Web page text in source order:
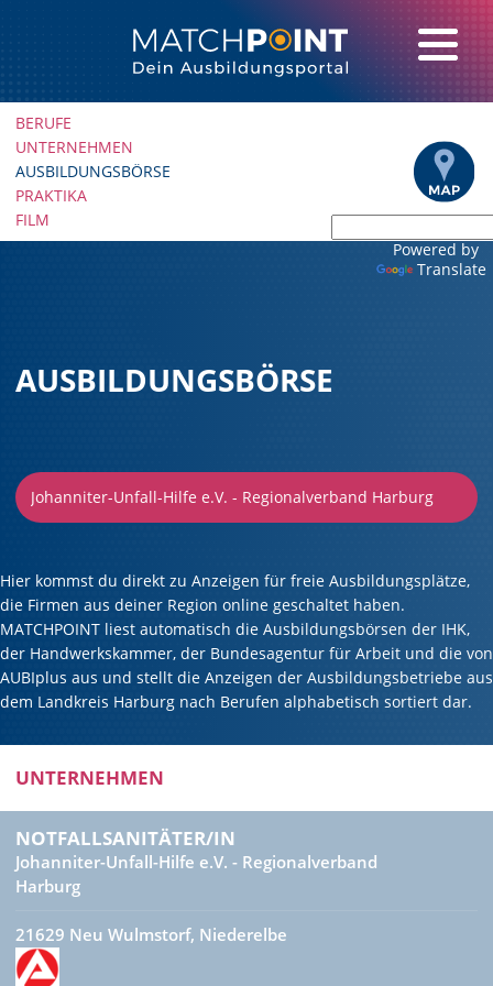
überspringen
BERUFE
UNTERNEHMEN
AUSBILDUNGSBÖRSE
PRAKTIKA
FILM
Powered by
Translate
AUSBILDUNGSBÖRSE
Hier kommst du direkt zu Anzeigen für freie Ausbildungsplätze,
die Firmen aus deiner Region online geschaltet haben.
MATCHPOINT liest automatisch die Ausbildungsbörsen der IHK,
der Handwerkskammer, der Bundesagentur für Arbeit und die von
AUBIplus aus und stellt die Anzeigen der Ausbildungsbetriebe aus
dem Landkreis Harburg nach Berufen alphabetisch sortiert dar.
UNTERNEHMEN
NOTFALLSANITÄTER/IN
Johanniter-Unfall-Hilfe e.V. - Regionalverband
Harburg
21629 Neu Wulmstorf, Niederelbe